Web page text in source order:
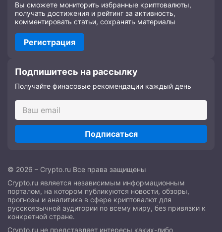
Вы сможете мониторить избранные криптовалюты,
получать достижения и рейтинг за активность,
комментировать статьи, сохранять материалы
Регистрация
Подпишитесь на рассылку
Получайте финасовые рекомендации каждый день
Подписаться
© 2026 – Crypto.ru Все права защищены
Crypto.ru является независимым информационным
порталом, на котором публикуются новости, обзоры,
прогнозы и аналитика в сфере криптовалют для
русскоязычной аудитории по всему миру, без привязки к
конкретной стране.
Crypto.ru не представляет интересы каких-либо